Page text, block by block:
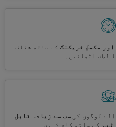
مکمل ٹریکنگ کے ساتھ شفاف
لطف اٹھائیں۔
لوگوں کی سب سے زیادہ قابل
ٹیم کے ساتھ کام کریں۔